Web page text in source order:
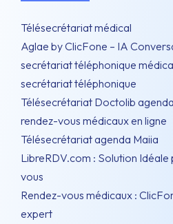
Télésecrétariat médical
Aglae by ClicFone – IA
secrétariat téléphonique
secrétariat téléphonique
Télésecrétariat Doctolib agenda
rendez-vous médicaux en ligne
Télésecrétariat agenda Maiia
LibreRDV.com : Solution Idéale
vous
Rendez-vous médicaux :
expert